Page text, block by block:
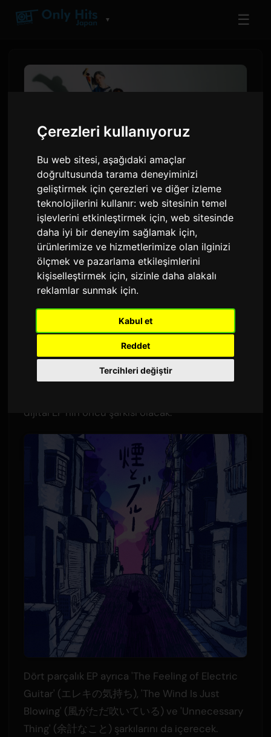
Çerezleri kullanıyoruz
Bu web sitesi, aşağıdaki amaçlar
doğrultusunda tarama deneyiminizi
geliştirmek için çerezleri ve diğer izleme
teknolojilerini kullanır:web sitesinin temel
işlevlerini etkinleştirmek için,web sitesinde
daha iyi bir deneyim sağlamak için,
ürünlerimize ve hizmetlerimize olan ilginizi
ölçmek ve pazarlama etkileşimlerini
kişiselleştirmek için, sizinle daha alakalı
reklamlar sunmak için.
Kabul et
Reddet
Tercihleri değiştir
▼ ☰
Necry Talkie, Anime
'Yanineko'nun Jenerik
Şarkısını Seslendirecek
Sam tarafından
1 Haziran 2026
İngilizce'den çevrildi
2,852 görüntüleme
Necry Talkie, 2 Temmuz'da yayına başlayacak
olan TV anime'siYaninekoiçin bitiş jeneriği
şarkısını sağlayacak. 'Smoke and Blue' (煙とブル
dijital EP'nin öncü şarkısı olacak.
Dört parçalık EP ayrıca 'The Feeling of Electric
Guitar' (エレキの気持ち), 'The Wind Is Just
Blowing' (風がただ吹いている) ve 'Unnecessary
Thing' (余計なこと) şarkılarını da içerecek.